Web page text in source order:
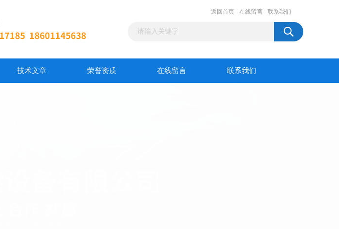
返回首页 在线留言 联系我们
技术文章 荣誉资质 在线留言 联系我们